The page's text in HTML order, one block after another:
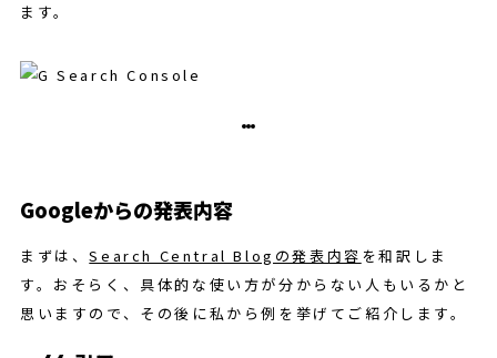
ます。
Googleからの発表内容
まずは、Search Central Blogの発表内容 を和訳しま
す。おそらく、具体的な使い方が分からない人もいるかと
思いますので、その後に私から例を挙げてご紹介します。